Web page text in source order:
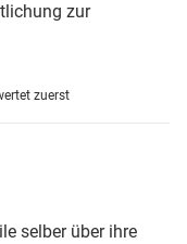
zur
zuerst
selber über ihre